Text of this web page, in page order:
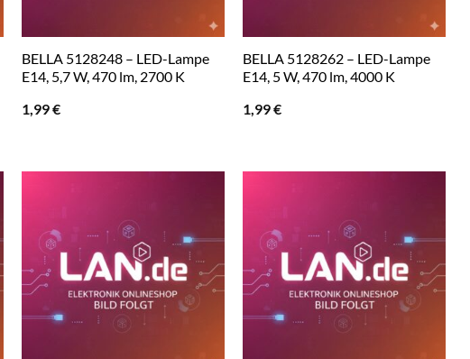
BELLA 5128248 – LED-Lampe
E14, 5,7 W, 470 lm, 2700 K
1,99€
BELLA 5128262 – LED-Lampe
E14, 5 W, 470 lm, 4000 K
1,99€